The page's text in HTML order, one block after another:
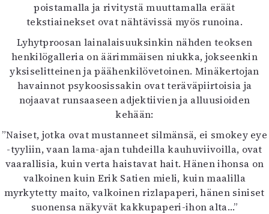
poistamalla ja rivitystä muuttamalla eräät
tekstiainekset ovat nähtävissä myös runoina.
Lyhytproosan lainalaisuuksinkin nähden teoksen
henkilögalleria on äärimmäisen niukka, jokseenkin
yksiselitteinen ja päähenkilövetoinen. Minäkertojan
havainnot psykoosissakin ovat teräväpiirtoisia ja
nojaavat runsaaseen adjektiivien ja alluusioiden
kehään:
”Naiset, jotka ovat mustanneet silmänsä, ei smokey eye
-tyyliin, vaan lama-ajan tuhdeilla kauhuviivoilla, ovat
vaarallisia, kuin verta haistavat hait. Hänen ihonsa on
valkoinen kuin Erik Satien mieli, kuin maalilla
myrkytetty maito, valkoinen rizlapaperi, hänen siniset
suonensa näkyvät kakkupaperi-ihon alta…”